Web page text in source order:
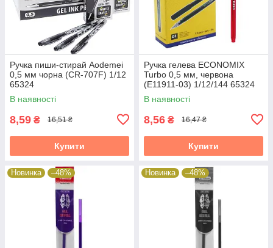
Ручка пиши-стирай Aodemei
0,5 мм чорна (CR-707F) 1/12
65324
В наявності
8,59 ₴ 16,51 ₴
Купити
Ручка гелева ECONOMIX
Turbo 0,5 мм, червона
(E11911-03) 1/12/144 65324
В наявності
8,56 ₴ 16,47 ₴
Купити
Новинка –48% Новинка –48%